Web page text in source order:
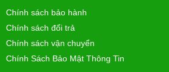
Chính sách bảo hành
Chính sách đổi trả
Chính sách vận chuyển
Chính Sách Bảo Mật Thông Tin